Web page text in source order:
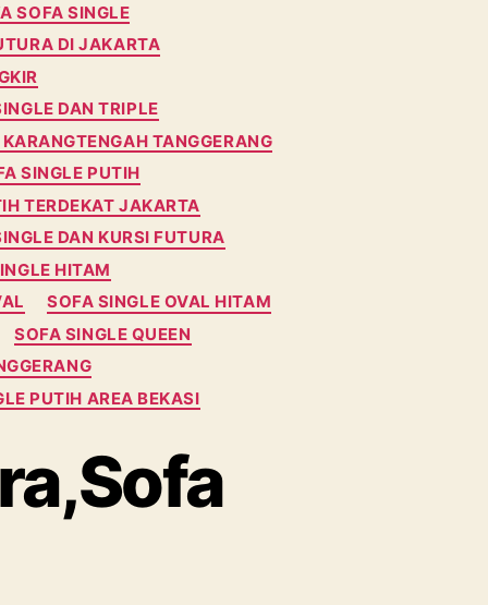
SOFA SINGLE
DI JAKARTA
DAN TRIPLE
TANGGERANG
SINGLE PUTIH
TERDEKAT JAKARTA
DAN KURSI FUTURA
HITAM
SOFA SINGLE OVAL HITAM
SOFA SINGLE QUEEN
PUTIH AREA BEKASI